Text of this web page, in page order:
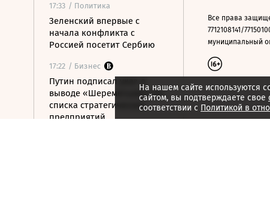
17:33 / Политика
Зеленский впервые с
начала конфликта с
Россией посетит Сербию
17:22 / Бизнес
Путин подписал указ о
выводе «Шереметьево» из
списка стратегических
предприятий
На нашем сайте используются
сайтом, вы подтверждаете свое
соответствии с Политикой в
Все права
7712108141/
муниципальный